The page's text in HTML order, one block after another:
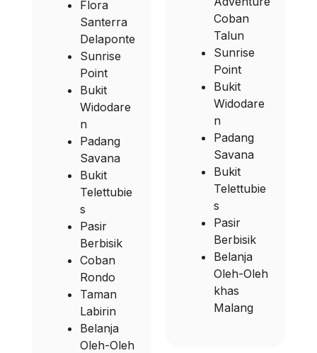
Flora
Santerra
Delaponte
Sunrise
Point
Bukit
Widodare
n
Padang
Savana
Bukit
Telettubie
s
Pasir
Berbisik
Coban
Rondo
Taman
Labirin
Belanja
Oleh-Oleh
Coban
Talun
Sunrise
Point
Bukit
Widodare
n
Padang
Savana
Bukit
Telettubie
s
Pasir
Berbisik
Belanja
Oleh-Oleh
khas
Malang